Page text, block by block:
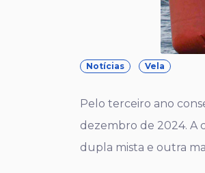
Notícias Vela
Pelo terceiro ano
dezembro de 2024. A
dupla mista e outra